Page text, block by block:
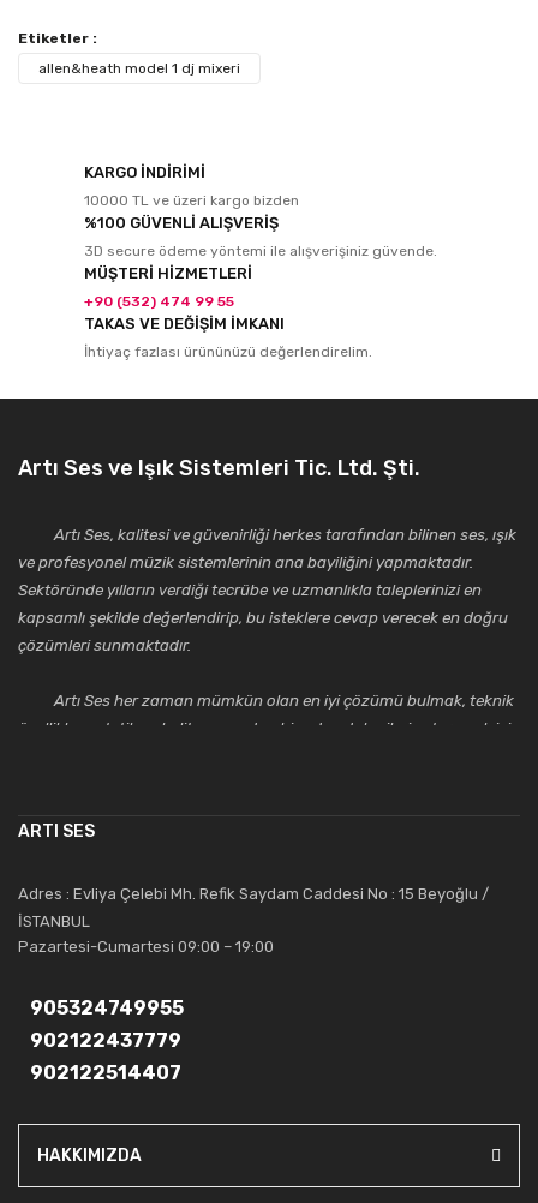
Etiketler :
allen&heath model 1 dj mixeri
KARGO İNDİRİMİ
10000 TL ve üzeri kargo bizden
%100 GÜVENLİ ALIŞVERİŞ
3D secure ödeme yöntemi ile alışverişiniz güvende.
MÜŞTERİ HİZMETLERİ
+90 (532) 474 99 55
TAKAS VE DEĞİŞİM İMKANI
İhtiyaç fazlası ürününüzü değerlendirelim.
Artı Ses ve Işık Sistemleri Tic. Ltd. Şti.
Artı Ses, kalitesi ve güvenirliği herkes tarafından bilinen ses, ışık
ve profesyonel müzik sistemlerinin ana bayiliğini yapmaktadır.
Sektöründe yılların verdiği tecrübe ve uzmanlıkla taleplerinizi en
kapsamlı şekilde değerlendirip, bu isteklere cevap verecek en doğru
çözümleri sunmaktadır.
Artı Ses her zaman mümkün olan en iyi çözümü bulmak, teknik
özellikler, estetik ve kalite açısından bir adım daha ileriye taşımak için
saygıdeğer yerini kazanmıştır.
Artı Ses, güler yüzü ve deneyimi ile bu gün ve gelecekte
güvenebileceğiniz bir tercihtir.
ARTI SES
Adres : Evliya Çelebi Mh. Refik Saydam Caddesi No : 15 Beyoğlu /
İSTANBUL
Pazartesi-Cumartesi 09:00 – 19:00
905324749955
902122437779
902122514407
HAKKIMIZDA